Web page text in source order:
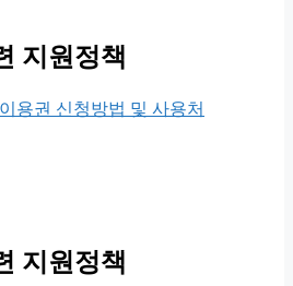
지원정책
용권 신청방법 및 사용처
지원정책